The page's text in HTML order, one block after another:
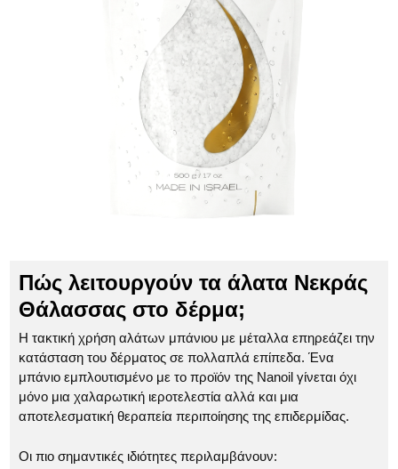
Πώς λειτουργούν τα άλατα Νεκράς
Θάλασσας στο δέρμα;
Η τακτική χρήση αλάτων μπάνιου με μέταλλα επηρεάζει την
κατάσταση του δέρματος σε πολλαπλά επίπεδα. Ένα
μπάνιο εμπλουτισμένο με το προϊόν της Nanoil γίνεται όχι
μόνο μια χαλαρωτική ιεροτελεστία αλλά και μια
αποτελεσματική θεραπεία περιποίησης της επιδερμίδας.
Οι πιο σημαντικές ιδιότητες περιλαμβάνουν: